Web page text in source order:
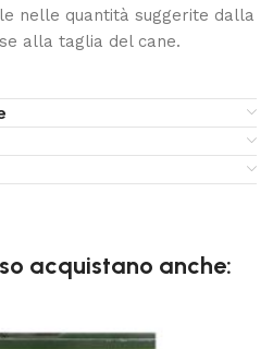
nelle quantità suggerite dalla
alla taglia del cane.
acquistano anche: